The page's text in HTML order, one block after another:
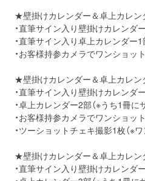
★壁掛けカレンダー＆卓上カレン
・直筆サイン入り壁掛けカレンダ
・直筆サイン入り卓上カレンダー1
・お客様持参カメラでワンショッ
★壁掛けカレンダー＆卓上カレン
・直筆サイン入り壁掛けカレンダ
・卓上カレンダー2部（※うち1冊に
・お客様持参カメラでワンショッ
・ツーショットチェキ撮影1枚（※
★壁掛けカレンダー＆卓上カレン
・直筆サイン入り壁掛けカレンダ